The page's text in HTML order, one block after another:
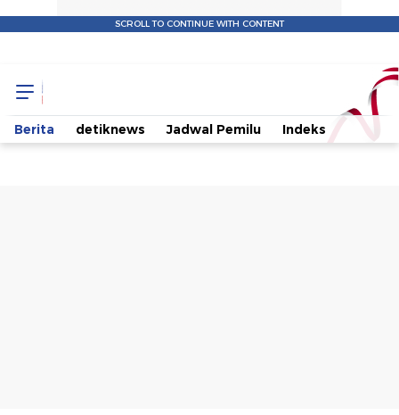
Perjalanan
Kaesang
SCROLL TO CONTINUE WITH CONTENT
Berita detiknews Jadwal Pemilu Indeks